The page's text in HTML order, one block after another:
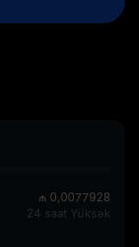
₼ 0,0077928
24 saat Yüksək